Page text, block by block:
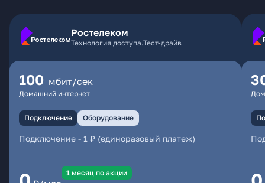
Ростелеком
Технология доступа.Тест-драйв
100 мбит/сек
Домашний интернет
Подключение Оборудование
Подключение - 1 ₽ (единоразовый платеж)
1 месяц по акции